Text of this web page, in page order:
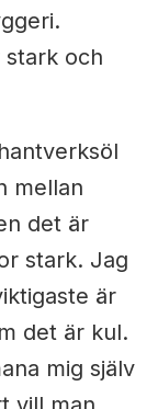
stark och
mellan
det är
stark. Jag
är
det är kul.
mig själv